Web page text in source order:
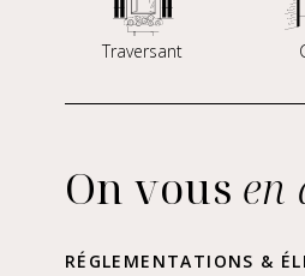
Traversant
On vous en
RÉGLEMENTATIONS &